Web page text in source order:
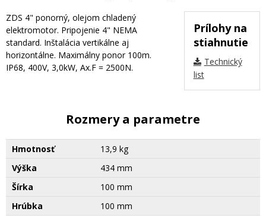
Prílohy na
stiahnutie
Technický
list
ZDS 4" ponorný, olejom chladený
elektromotor. Pripojenie 4" NEMA
standard. Inštalácia vertikálne aj
horizontálne. Maximálny ponor 100m.
IP68, 400V, 3,0kW, Ax.F = 2500N.
Rozmery a parametre
Hmotnosť
13,9 kg
Výška
434 mm
Šírka
100 mm
Hrúbka
100 mm